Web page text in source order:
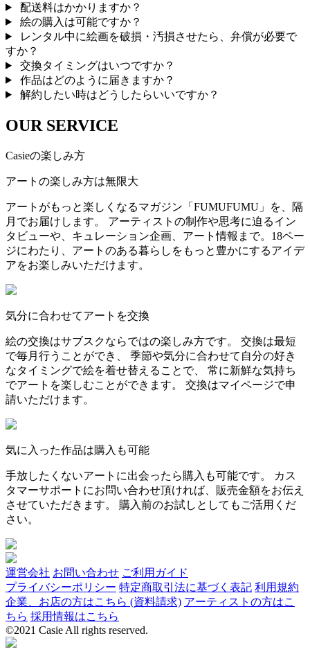
配送料はかかりますか？
絵の購入は可能ですか？
レンタル中に絵画を破損・汚損させたら、弁償が必要で
すか？
交換タイミングはいつですか？
作品はどのように届きますか？
解約したい時はどうしたらいいですか？
OUR SERVICE
Casieの楽しみ方
アートの楽しみ方は無限大
アートがもっと楽しくなるマガジン「FUMUFUMU」を、隔
月でお届けします。 アーティストの制作や思考に迫るイン
タビューや、キュレーション企画、アート情報まで。18ペー
ジにわたり、アートのある暮らしをもっと豊かにするアイデ
アをお楽しみいただけます。
気分に合わせてアートを交換
絵の交換はサブスクならではの楽しみ方です。 交換は最短
で毎月行うことができ、 季節や気分に合わせて自分の好き
なタイミングで絵を着せ替えることで、 常に新鮮な気持ち
でアートを楽しむことができます。 交換はマイページで申
請いただけます。
気に入った作品は購入も可能
手放したくないアートに出会ったら購入も可能です。 カス
タマーサポートにお問い合わせ頂ければ、販売金額をお伝え
させていただきます。 購入前のお試しとしてもご活用くだ
さい。
運営会社 お問い合わせ ご利用ガイド
プライバシーポリシー 特定商取引法に基づく表記 利用規約
企業、お店の方はこちら (資料請求) アーティストの方はこ
ちら 採用情報はこちら
©2021 Casie All rights reserved.